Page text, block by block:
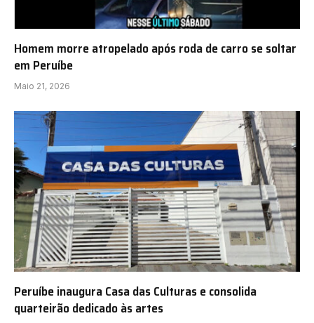
Homem morre atropelado após roda de carro se soltar
em Peruíbe
Maio 21, 2026
Peruíbe inaugura Casa das Culturas e consolida
quarteirão dedicado às artes